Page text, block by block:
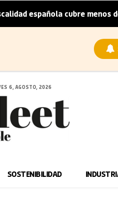
cubre menos de la mitad
6, AGOSTO, 2026
SOSTENIBILIDAD